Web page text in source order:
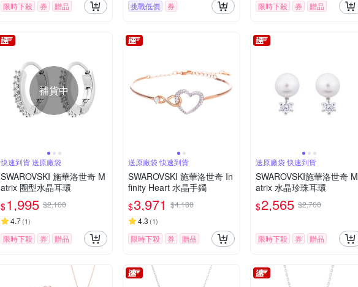
限時下殺 券 贈品 挑戰低價 券 限時下殺 券 贈品
補貨中
快速到貨 送原廠袋
SWAROVSKI 施華洛世奇 M
atrix 圈型水晶耳環
$1,995 $2,100
4.7(1)
限時下殺 券 贈品
送原廠袋 快速到貨
SWAROVSKI 施華洛世奇 In
finity Heart 水晶手鐲
$3,971 $4,180
4.3 (1)
限時下殺 券 贈品
送原廠袋 快速到貨
SWAROVSKI施華洛世奇 M
atrix 水晶珍珠耳環
$2,565 $2,700
限時下殺 券 贈品